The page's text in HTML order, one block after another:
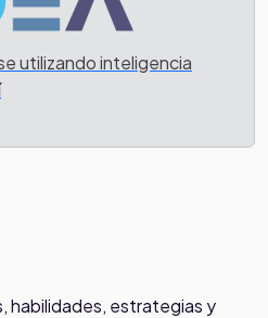
utilizando inteligencia
habilidades, estrategias y